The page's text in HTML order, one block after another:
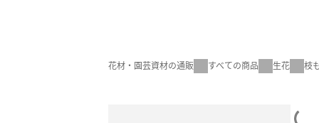
花材・園芸資材の通販 すべての商品 生花 枝